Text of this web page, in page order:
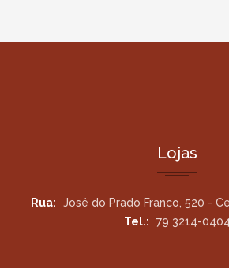
Lojas
Rua:
José do Prado Franco, 520 -
Tel.:
79 3214-0404